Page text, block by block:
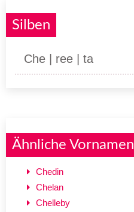
Silben
Che | ree | ta
Ähnliche Vornamen
Chedin
Chelan
Chelleby